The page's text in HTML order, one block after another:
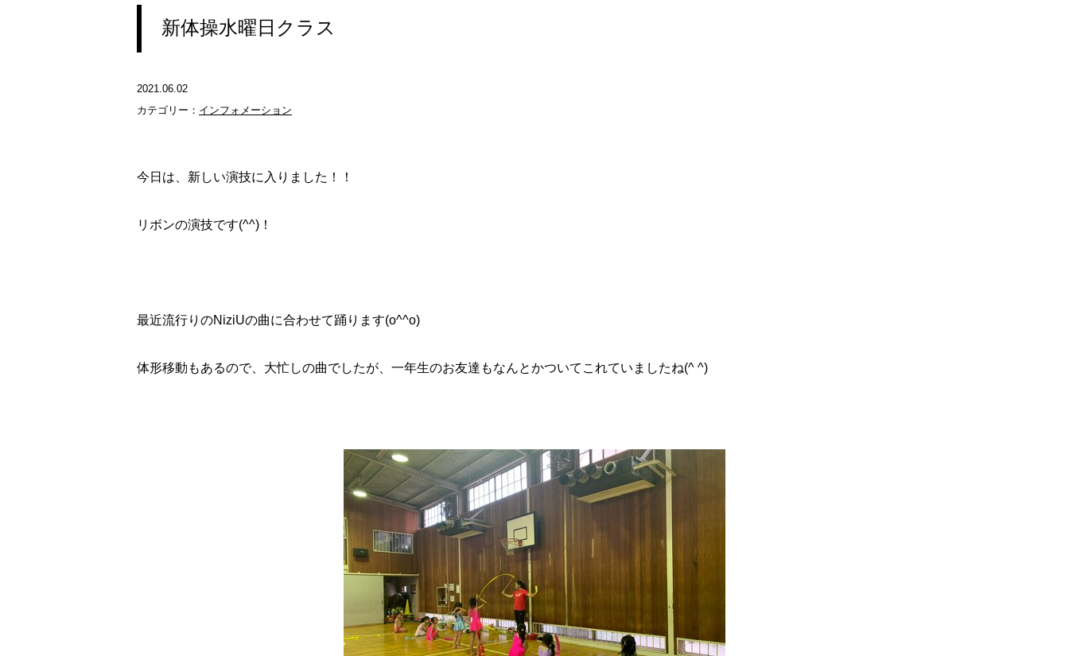
新体操水曜日クラス
2021.06.02
カテゴリー： インフォメーション
今日は、新しい演技に入りました！！
リボンの演技です(^^)！
最近流行りのNiziUの曲に合わせて踊ります(o^^o)
体形移動もあるので、大忙しの曲でしたが、一年生のお友達もなんとかついてこれていましたね(^ ^)